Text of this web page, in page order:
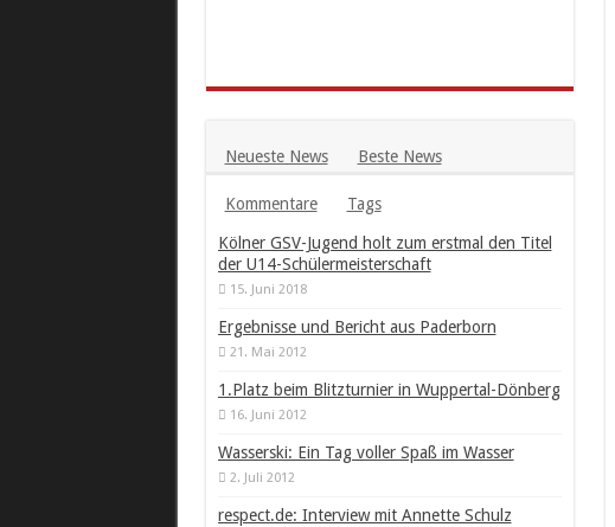
Neueste News Beste News
Kommentare Tags
Kölner GSV-Jugend holt zum erstmal den Titel
der U14-Schülermeisterschaft
15. Juni 2018
Ergebnisse und Bericht aus Paderborn
21. Mai 2012
1.Platz beim Blitzturnier in Wuppertal-Dönberg
16. Juni 2012
Wasserski: Ein Tag voller Spaß im Wasser
2. Juli 2012
respect.de: Interview mit Annette Schulz